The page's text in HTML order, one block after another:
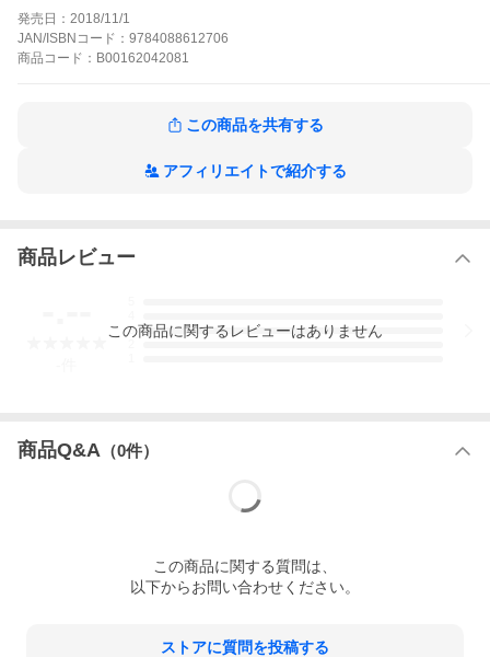
った先は何だか変だぞ―? これぞ平成の青春萌えスポコンまんが!!
キーパー!の作品をもっと見る
発売日： 2018/11/1
JAN/ISBNコード： 9784088612706
商品 コード： B00162042081
この商品を共有する
アフィリエイトで紹介する
商品レビュー
3
この商品に関するレビューはありません
商品Q&A （0件）
この商品に関する質問は、
以下からお問い合わせください。
ストアに質問を投稿する